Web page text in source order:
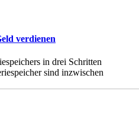
verdienen
in drei Schritten
sind inzwischen